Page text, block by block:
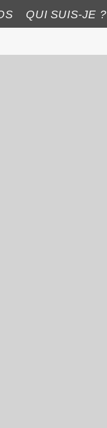
QUI SUIS-JE ?